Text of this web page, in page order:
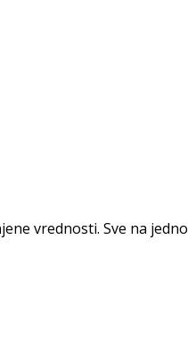
vrednosti. Sve na